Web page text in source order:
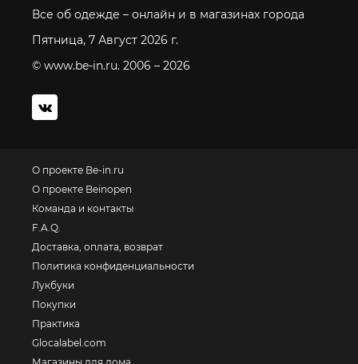
Все об одежде – онлайн и в магазинах города
Пятница, 7 Август 2026 г.
© www.be-in.ru. 2006 – 2026
О проекте Be-in.ru
О проекте Beinopen
Команда и контакты
F.A.Q.
Доставка, оплата, возврат
Политика конфиденциальности
Лукбуки
Покупки
Практика
Glocalabel.com